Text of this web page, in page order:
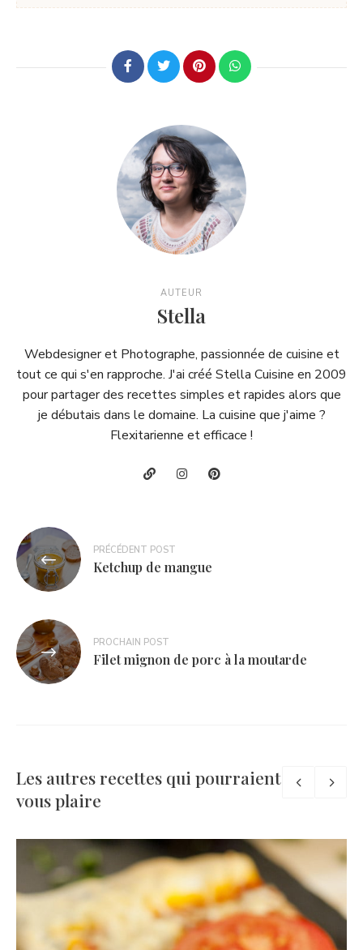
AUTEUR
Stella
Webdesigner et Photographe, passionnée de cuisine et
tout ce qui s'en rapproche. J'ai créé Stella Cuisine en 2009
pour partager des recettes simples et rapides alors que
je débutais dans le domaine. La cuisine que j'aime ?
Flexitarienne et efficace !
Navigation
de
l’article
PRÉCÉDENT POST
Ketchup de mangue
PROCHAIN POST
Filet mignon de porc à la moutarde
Les autres recettes qui pourraient
vous plaire